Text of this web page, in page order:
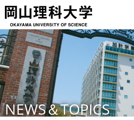
NEWS＆TOPICS